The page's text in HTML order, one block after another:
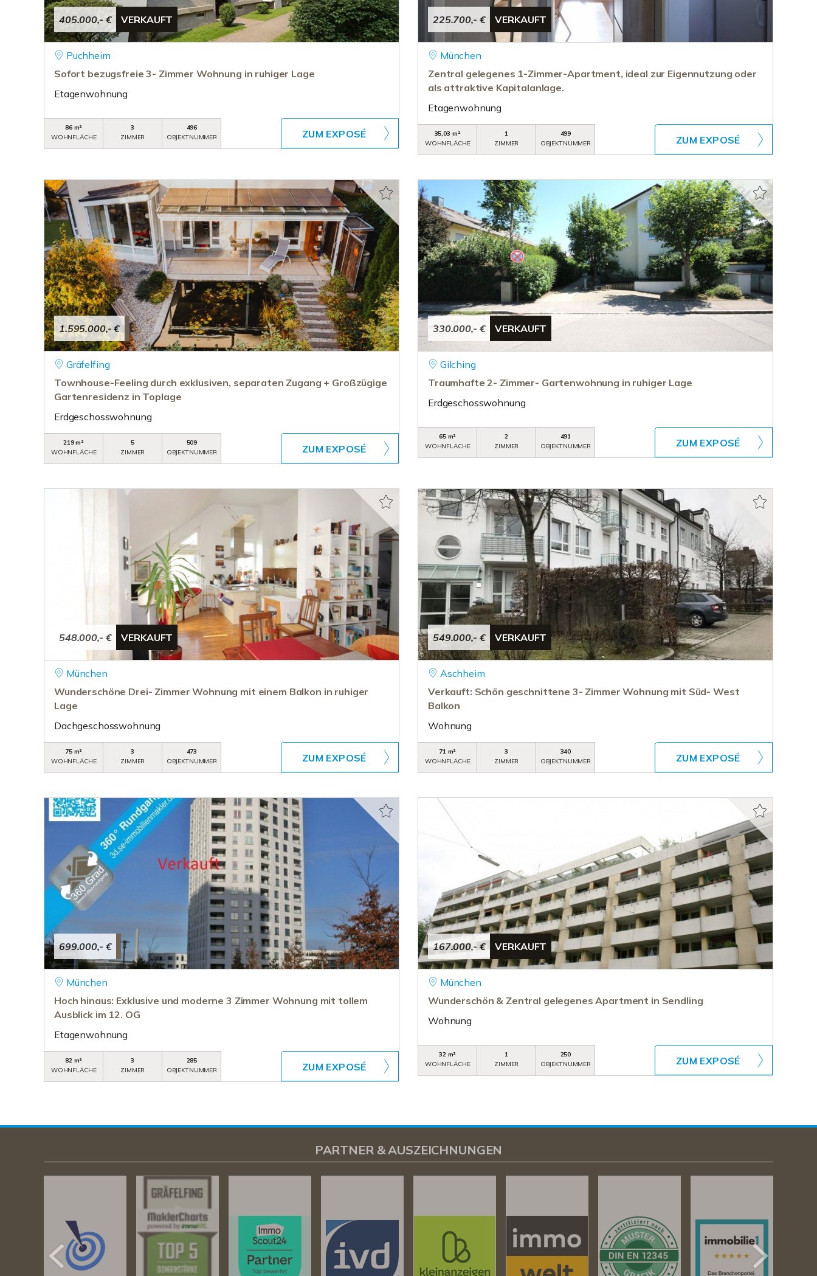
405.000,- € VERKAUFT
Puchheim
Sofort bezugsfreie 3- Zimmer Wohnung in ruhiger Lage
Etagenwohnung
86 m²
WOHNFLÄCHE
3
ZIMMER
496
OBJEKTNUMMER
ZUM EXPOSÉ
225.700,- € VERKAUFT
München
Zentral gelegenes 1-Zimmer-Apartment, ideal zur Eigennutzung oder
als attraktive Kapitalanlage.
Etagenwohnung
35,03 m²
WOHNFLÄCHE
1
ZIMMER
499
OBJEKTNUMMER
ZUM EXPOSÉ
1.595.000,- €
Gräfelfing
Townhouse-Feeling durch exklusiven, separaten Zugang + Großzügige
Gartenresidenz in Toplage
Erdgeschosswohnung
219 m²
WOHNFLÄCHE
5
ZIMMER
509
OBJEKTNUMMER
ZUM EXPOSÉ
330.000,- € VERKAUFT
Gilching
Traumhafte 2- Zimmer- Gartenwohnung in ruhiger Lage
Erdgeschosswohnung
65 m²
WOHNFLÄCHE
2
ZIMMER
491
OBJEKTNUMMER
ZUM EXPOSÉ
548.000,- € VERKAUFT
München
Wunderschöne Drei- Zimmer Wohnung mit einem Balkon in ruhiger
Lage
Dachgeschosswohnung
75 m²
WOHNFLÄCHE
3
ZIMMER
473
OBJEKTNUMMER
ZUM EXPOSÉ
549.000,- € VERKAUFT
Aschheim
Verkauft: Schön geschnittene 3- Zimmer Wohnung mit Süd- West
Balkon
Wohnung
71 m²
WOHNFLÄCHE
3
ZIMMER
340
OBJEKTNUMMER
ZUM EXPOSÉ
699.000,- €
München
Hoch hinaus: Exklusive und moderne 3 Zimmer Wohnung mit tollem
Ausblick im 12. OG
Etagenwohnung
82 m²
WOHNFLÄCHE
3
ZIMMER
285
OBJEKTNUMMER
ZUM EXPOSÉ
167.000,- € VERKAUFT
München
Wunderschön & Zentral gelegenes Apartment in Sendling
Wohnung
32 m²
WOHNFLÄCHE
1
ZIMMER
250
OBJEKTNUMMER
ZUM EXPOSÉ
PARTNER & AUSZEICHNUNGEN